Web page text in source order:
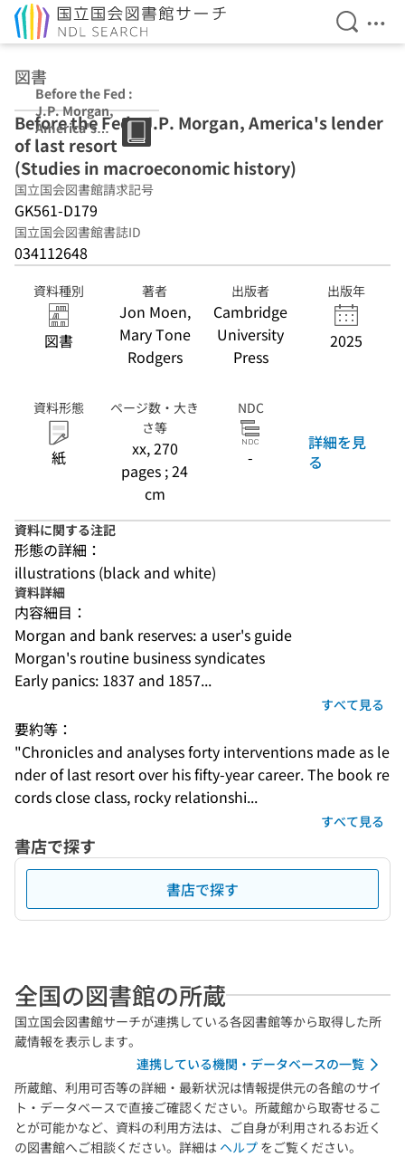
検索を
メ
図書
Before the Fed :
J.P. Morgan,
America's
lender of last
resort (Studies
in
macroeconomic
history)
Before the Fed : J.P. Morgan, America's lender
of last resort
(Studies in macroeconomic history)
国立国会図書館請求記号
GK561-D179
国立国会図書館書誌ID
034112648
資料種別
図書
著者
Jon Moen,
Mary Tone
Rodgers
出版者
Cambridge
University
Press
出版年
2025
資料形態
紙
ページ数・大き
さ等
xx, 270
pages ; 24
cm
NDC
-
詳細を見
る
資料に関する注記
形態の詳細：
illustrations (black and white)
資料詳細
内容細目：
Morgan and bank reserves: a user's guide
Morgan's routine business syndicates
Early panics: 1837 and 1857...
すべて見る
要約等：
"Chronicles and analyses forty interventions made as le
nder of last resort over his fifty-year career. The book re
cords close class, rocky relationshi...
すべて見る
書店で探す
書店で探す
全国の図書館の所蔵
国立国会図書館サーチが連携している各図書館等から取得した所
蔵情報を表示します。
連携している機関・データベースの一覧
所蔵館、利用可否等の詳細・最新状況は情報提供元の各館のサイ
ト・データベースで直接ご確認ください。所蔵館から取寄せるこ
とが可能かなど、資料の利用方法は、ご自身が利用されるお近く
の図書館へご相談ください。詳細は ヘルプ をご覧ください。